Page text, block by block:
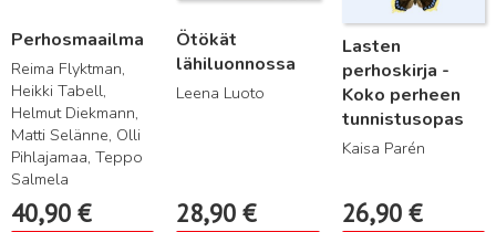
Perhosmaailma
Reima Flyktman,
Heikki Tabell,
Helmut Diekmann,
Matti Selänne, Olli
Pihlajamaa, Teppo
Salmela
40,90 €
Ötökät
lähiluonnossa
Leena Luoto
28,90€
Lasten
perhoskirja -
Koko perheen
tunnistusopas
Kaisa Parén
26,90 €